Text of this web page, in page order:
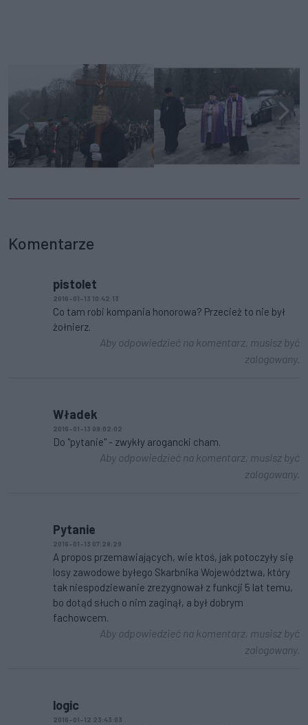
Komentarze
pistolet
2016-01-13 10:42:13
Co tam robi kompania honorowa? Przecież to nie był
żołnierz.
Aby odpowiedzieć na komentarz, musisz być
zalogowany.
Władek
2016-01-13 09:02:02
Do "pytanie" - zwykły arogancki cham.
Aby odpowiedzieć na komentarz, musisz być
zalogowany.
Pytanie
2016-01-13 07:28:29
A propos przemawiających, wie ktoś, jak potoczyły się
losy zawodowe byłego Skarbnika Województwa, który
tak niespodziewanie zrezygnował z funkcji 5 lat temu,
bo dotąd słuch o nim zaginął, a był dobrym
fachowcem.
Aby odpowiedzieć na komentarz, musisz być
zalogowany.
logic
2016-01-12 23:43:03